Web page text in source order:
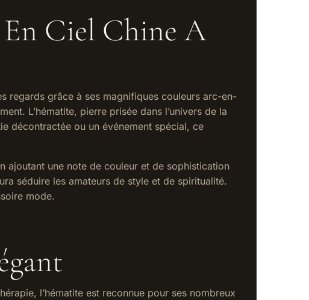
Ciel Chine A
regards grâce à ses magnifiques couleurs arc-en-
L’hématite, pierre prisée dans l’univers de la
décontractée ou un événement spécial, ce
ajoutant une note de couleur et de sophistication
séduire les amateurs de style et de spiritualité.
mode.
l’hématite est reconnue pour ses nombreux